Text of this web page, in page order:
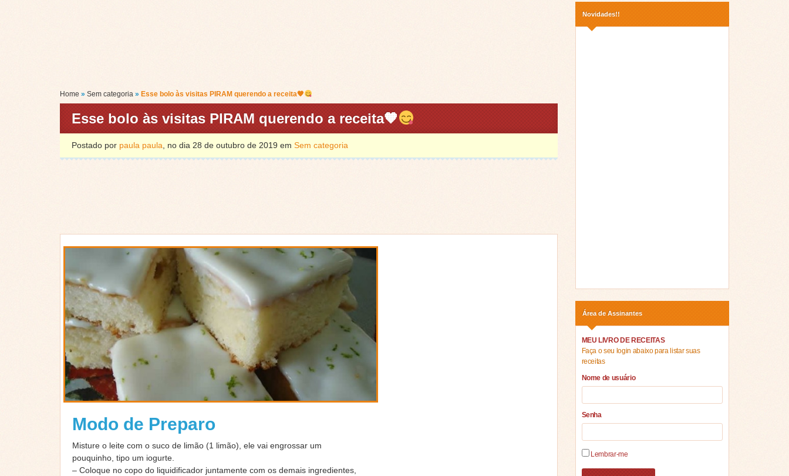
Home » Sem categoria » Esse bolo às visitas PIRAM querendo a receita🧡
Esse bolo às visitas PIRAM querendo a receita🧡
Postado por paula paula , no dia 28 de outubro de 2019 em Sem categoria
Modo de Preparo
Misture o leite com o suco de limão (1 limão), ele vai engrossar um
pouquinho, tipo um iogurte.
– Coloque no copo do liquidificador juntamente com os demais ingredientes,
Novidades!!
Área de Assinantes
MEU LIVRO DE RECEITAS
Faça o seu login abaixo para listar suas
receitas
Nome de usuário
Senha
Lembrar-me